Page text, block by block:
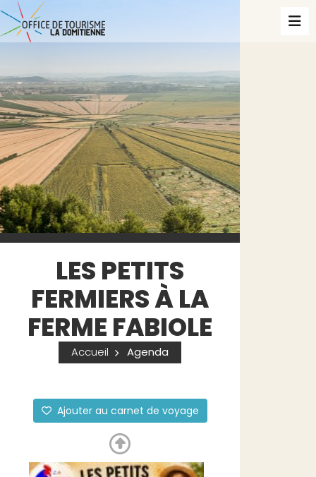
LES PETITS
FERMIERS À LA
FERME FABIOLE
Accueil Agenda
Ajouter au carnet de voyage